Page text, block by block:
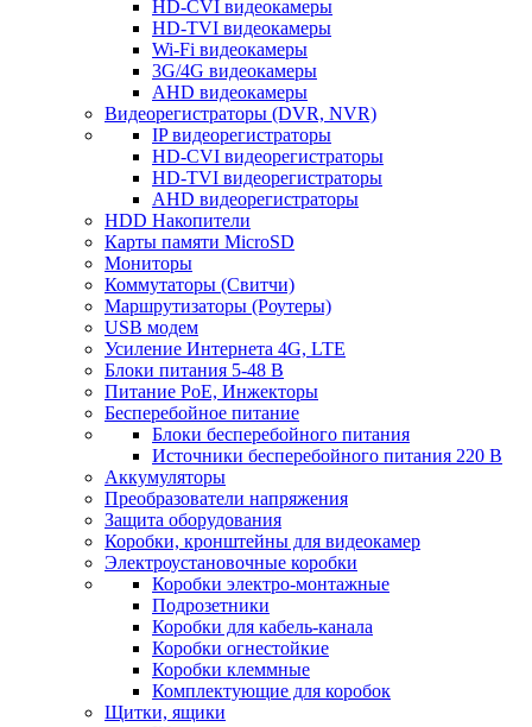
HD-CVI видеокамеры
HD-TVI видеокамеры
Wi-Fi видеокамеры
3G/4G видеокамеры
AHD видеокамеры
Видеорегистраторы (DVR, NVR)
IP видеорегистраторы
HD-CVI видеорегистраторы
HD-TVI видеорегистраторы
AHD видеорегистраторы
HDD Накопители
Карты памяти MicroSD
Мониторы
Коммутаторы (Свитчи)
Маршрутизаторы (Роутеры)
USB модем
Усиление Интернета 4G, LTE
Блоки питания 5-48 В
Питание PoE, Инжекторы
Бесперебойное питание
Блоки бесперебойного питания
Источники бесперебойного питания 220 В
Аккумуляторы
Преобразователи напряжения
Защита оборудования
Коробки, кронштейны для видеокамер
Электроустановочные коробки
Коробки электро-монтажные
Подрозетники
Коробки для кабель-канала
Коробки огнестойкие
Коробки клеммные
Комплектующие для коробок
Щитки, ящики